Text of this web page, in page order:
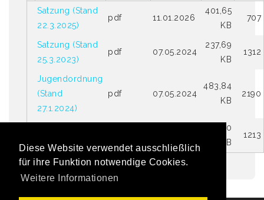
Diese Website verwendet ausschließlich
für ihre Funktion notwendige Cookies.
Weitere Informationen
Satzung (Stand
22.3.2025)
pdf 11.01.2026
401,65
KB
707
Satzung (Stand
25.3.2023)
pdf 07.05.2024
237,69
KB
1312
Jugendordnung
(Stand
27.1.2024)
pdf 07.05.2024
483,84
KB
2190
(Stand 2017)
132,40
KB
1213